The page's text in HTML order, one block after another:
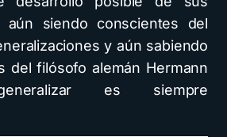
aún siendo conscientes del
y aún sabiendo
del filósofo alemán Hermann
es siempre